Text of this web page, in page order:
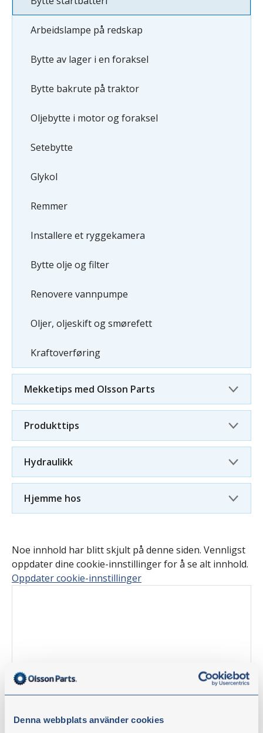
Denna webbplats använder cookies
Arbeidslampe på redskap
Bytte av lager i en foraksel
Bytte bakrute på traktor
Oljebytte i motor og foraksel
Setebytte
Glykol
Remmer
Installere et ryggekamera
Bytte olje og filter
Renovere vannpumpe
Oljer, oljeskift og smørefett
Kraftoverføring
Mekketips med Olsson Parts
Produkttips
Hydraulikk
Hjemme hos
Noe innhold har blitt skjult på denne siden. Vennligst
oppdater dine cookie-innstillinger for å se alt innhold.
Oppdater cookie-innstillinger